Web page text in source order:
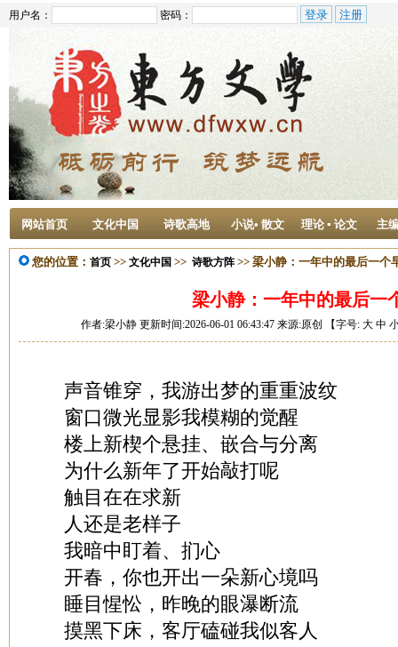
用户名： 密码：
网站首页 文化中国 诗歌高地 小说• 散文 理论 ▪ 论文 主
您的位置： 首页 >> 文化中国 >> 诗歌方阵 >> 梁小静：一年中的最后一个
梁小静：一年中的最后一
作者:梁小静 更新时间:2026-06-01 06:43:47 来源:原创 【字号: 大 中
声音锥穿，我游出梦的重重波纹
窗口微光显影我模糊的觉醒
楼上新楔个悬挂、嵌合与分离
为什么新年了开始敲打呢
触目在在求新
人还是老样子
我暗中盯着、扪心
开春，你也开出一朵新心境吗
睡目惺忪，昨晚的眼瀑断流
摸黑下床，客厅磕碰我似客人